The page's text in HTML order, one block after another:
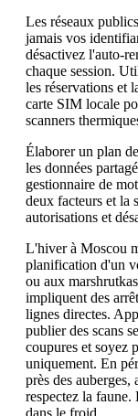
Les réseaux
jamais vos
désactivez l'auto-
chaque session.
les réservations et
carte SIM locale
scanners
Élaborer un plan
les données
gestionnaire de
deux facteurs et la
autorisations et
L'hiver à Moscou
planification d'un
ou aux
impliquent des
lignes directes.
publier des scans
coupures et soyez
uniquement. En
près des auberges,
respectez la